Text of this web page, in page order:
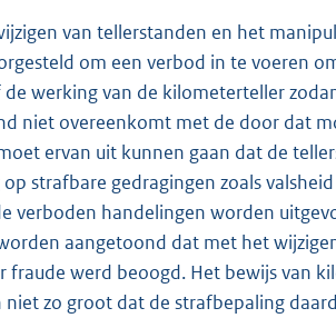
van tellerstanden en het
om een verbod in te voeren
werking van de kilometerteller
niet overeenkomt met de door dat
ervan uit kunnen gaan dat de
strafbare gedragingen zoals
verboden handelingen worden
aangetoond dat met het
werd beoogd. Het bewijs van
zo groot dat de strafbepaling